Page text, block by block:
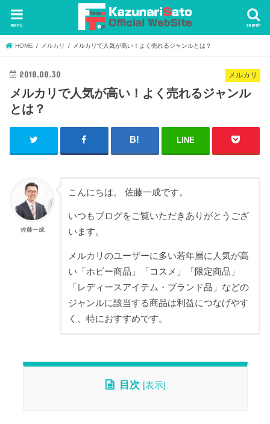
search
menu
HOME メルカリ メルカリで人気が高い！よく売れるジャンルとは？
メルカリ
2018.08.30
メルカリで人気が高い！よく売れるジャンル
とは？
LINE
佐藤一成
こんにちは。 佐藤一成です。
いつもブログをご覧いただきありがとうござ
います。
メルカリのユーザーに多い若年層に人気が高
い「ホビー商品」「コスメ」「限定商品」
「レディースアイテム・ブランド品」などの
ジャンルに該当する商品は利益につなげやす
く、特におすすめです。
目次 [表示]